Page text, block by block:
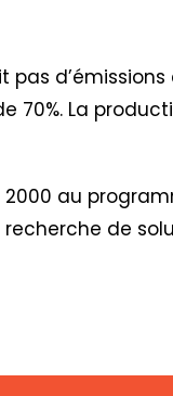
pas d’émissions
70%. La
au
de